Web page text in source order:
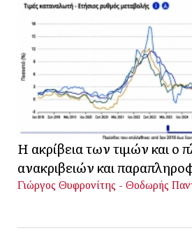
Η ακρίβεια των τιμών και ο
ανακριβειών και
Γιώργος Θυφρονίτης - Θοδωρής